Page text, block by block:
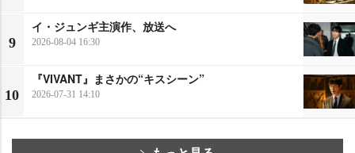
9
イ・ジュンギ主演作、放送へ
2026-08-04 16:30
10
『VIVANT』まさかの“キスシーン”
2026-07-31 14:10